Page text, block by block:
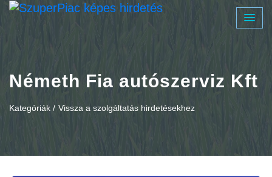
Németh Fia autószerviz Kft
Kategóriák / Vissza a szolgáltatás hirdetésekhez